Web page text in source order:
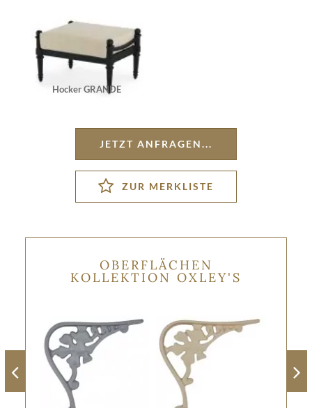
Hocker GRANDE
JETZT ANFRAGEN...
OBERFLÄCHEN
KOLLEKTION OXLEY'S